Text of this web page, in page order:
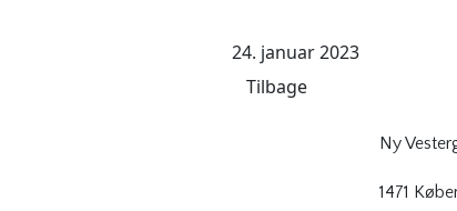
24. januar 2023
Tilbage
Ny
1471